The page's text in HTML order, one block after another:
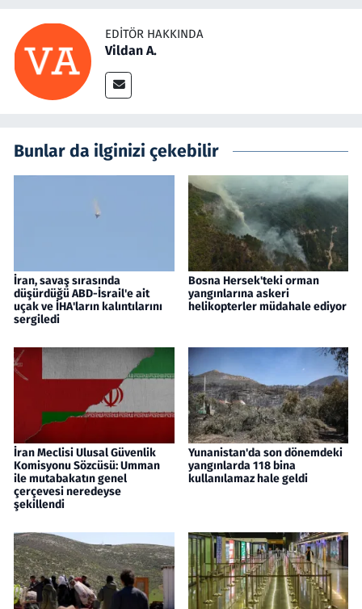
EDITÖR HAKKINDA
Vildan A.
Bunlar da ilginizi çekebilir
İran, savaş sırasında
düşürdüğü ABD-İsrail'e ait
uçak ve İHA'ların kalıntılarını
sergiledi
Bosna Hersek'teki orman
yangınlarına askeri
helikopterler müdahale ediyor
İran Meclisi Ulusal Güvenlik
Komisyonu Sözcüsü: Umman
ile mutabakatın genel
çerçevesi neredeyse
şekillendi
Yunanistan'da son dönemdeki
yangınlarda 118 bina
kullanılamaz hale geldi